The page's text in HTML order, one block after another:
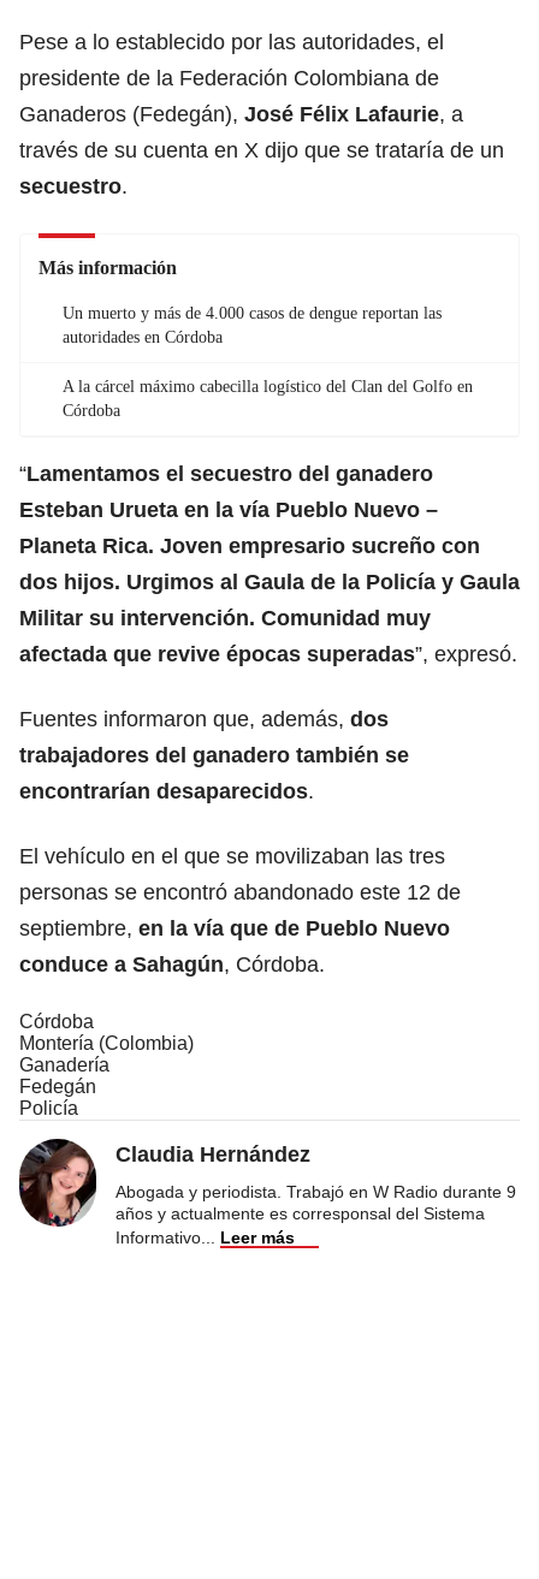
Pese a lo establecido por las autoridades, el
presidente de la Federación Colombiana de
Ganaderos (Fedegán), José Félix Lafaurie, a
través de su cuenta en X dijo que se trataría de un
secuestro.
Más información
Un muerto y más de 4.000 casos de dengue reportan las
autoridades en Córdoba
A la cárcel máximo cabecilla logístico del Clan del Golfo en
Córdoba
“Lamentamos el secuestro del ganadero
Esteban Urueta en la vía Pueblo Nuevo –
Planeta Rica. Joven empresario sucreño con
dos hijos. Urgimos al Gaula de la Policía y Gaula
Militar su intervención. Comunidad muy
afectada que revive épocas superadas”, expresó.
Fuentes informaron que, además, dos
trabajadores del ganadero también se
encontrarían desaparecidos.
El vehículo en el que se movilizaban las tres
personas se encontró abandonado este 12 de
septiembre, en la vía que de Pueblo Nuevo
conduce a Sahagún, Córdoba.
Córdoba
Montería (Colombia)
Ganadería
Fedegán
Policía
Claudia Hernández
Abogada y periodista. Trabajó en W Radio durante 9
años y actualmente es corresponsal del Sistema
Informativo
Leer más